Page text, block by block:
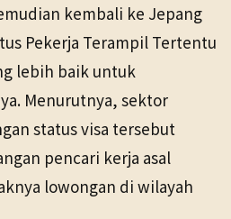
kembali ke Jepang
Pekerja Terampil Tertentu
lebih baik untuk
Menurutnya, sektor
status visa tersebut
pencari kerja asal
lowongan di wilayah